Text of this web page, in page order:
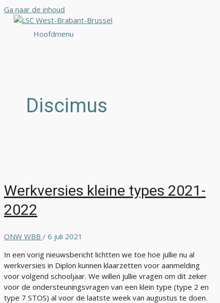
Ga naar de inhoud
Hoofdmenu
Discimus
Werkversies kleine types 2021-
2022
ONW WBB / 6 juli 2021
In een vorig nieuwsbericht lichtten we toe hoe jullie nu al
werkversies in Diplon kunnen klaarzetten voor aanmelding
voor volgend schooljaar. We willen jullie vragen om dit zeker
voor de ondersteuningsvragen van een klein type (type 2 en
type 7 STOS) al voor de laatste week van augustus te doen.